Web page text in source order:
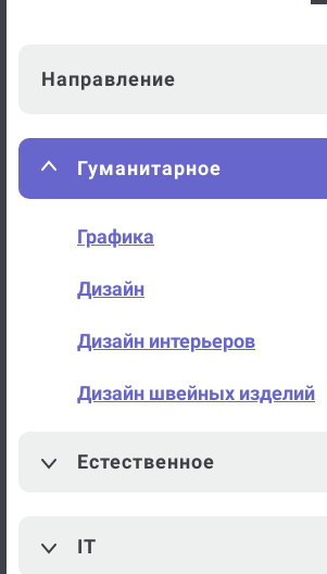
Направление
Гуманитарное
Графика
Дизайн
Дизайн интерьеров
Дизайн швейных изделий
Композиция
Естественное
IT